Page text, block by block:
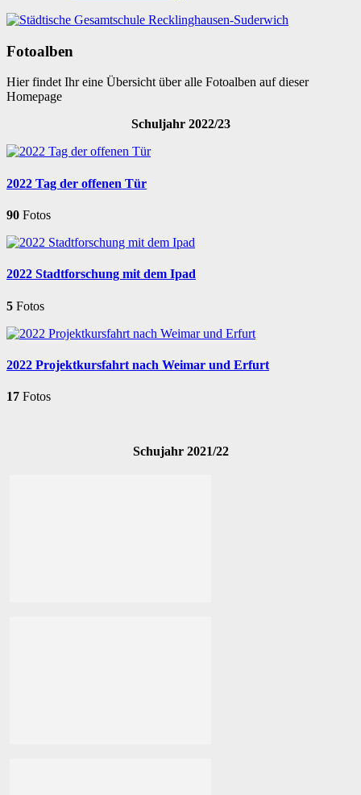
Fotoalben
Hier findet Ihr eine Übersicht über alle Fotoalben auf dieser
Homepage
Schuljahr 2022/23
2022 Tag der offenen Tür
90 Fotos
2022 Stadtforschung mit dem Ipad
5 Fotos
2022 Projektkursfahrt nach Weimar und Erfurt
17 Fotos
Schujahr 2021/22